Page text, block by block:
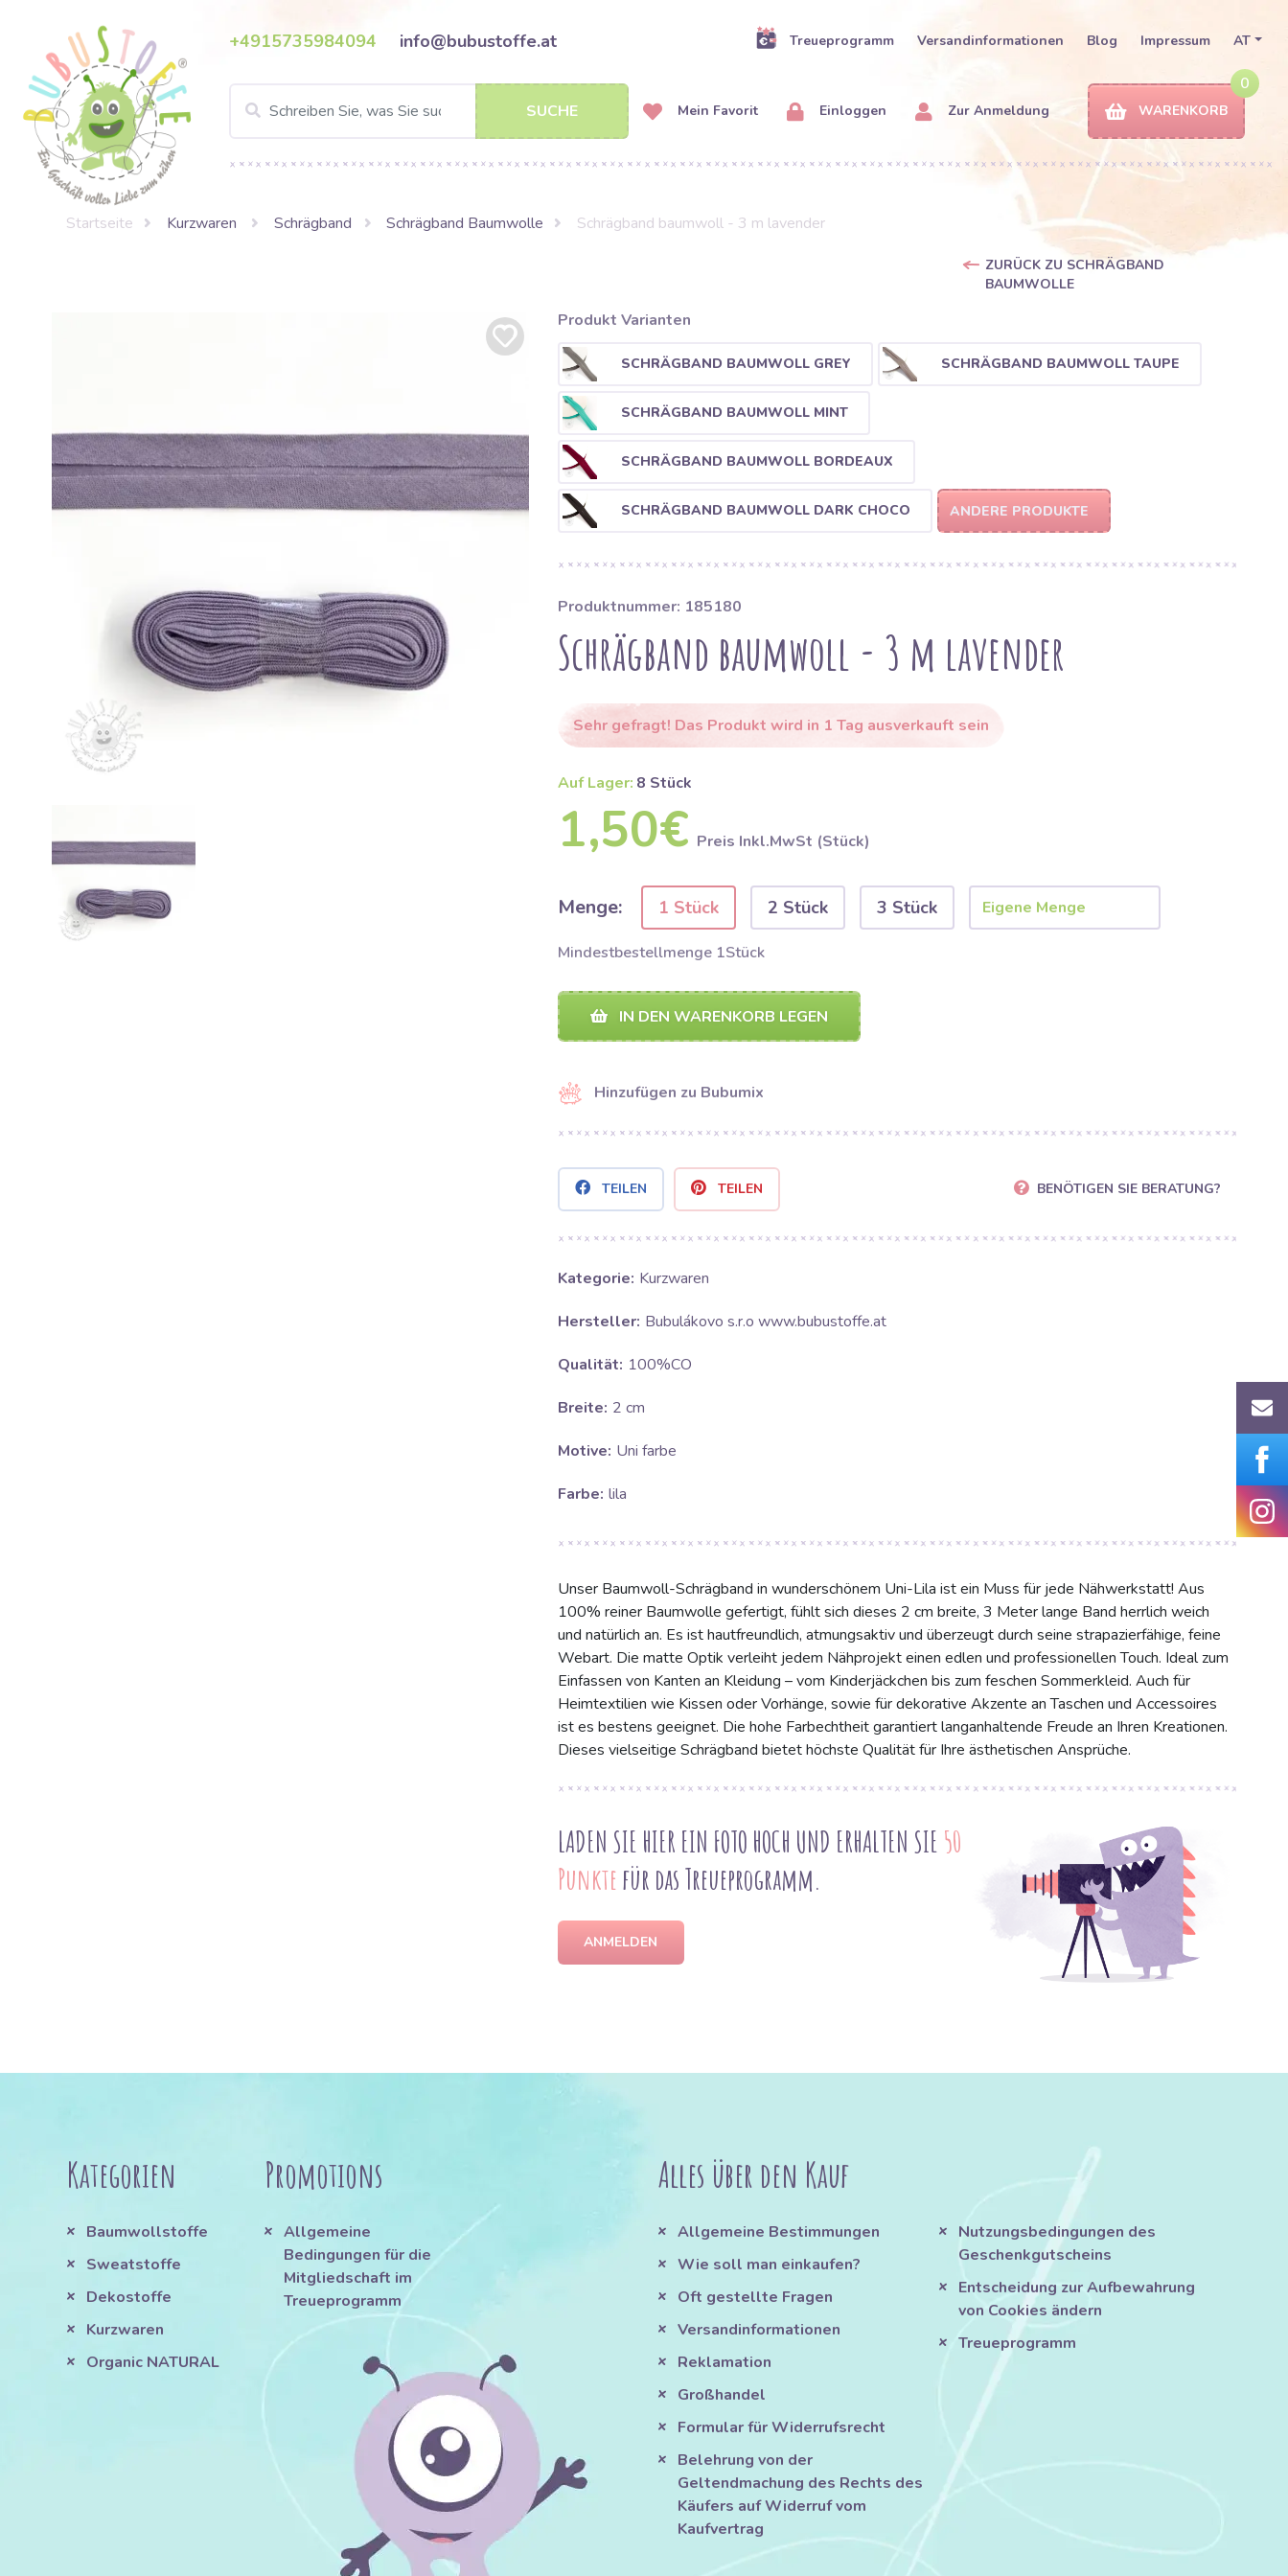
+4915735984094 info@bubustoffe.at Treueprogramm Versandinformationen Blog Impressum AT
SUCHE Mein Favorit Einloggen Zur Anmeldung
0
WARENKORB
Startseite Kurzwaren Schrägband Schrägband Baumwolle Schrägband baumwoll - 3 m lavender
ZURÜCK ZU SCHRÄGBAND
BAUMWOLLE
Produkt Varianten
SCHRÄGBAND BAUMWOLL GREY SCHRÄGBAND BAUMWOLL TAUPE
SCHRÄGBAND BAUMWOLL MINT
SCHRÄGBAND BAUMWOLL BORDEAUX
SCHRÄGBAND BAUMWOLL DARK CHOCO ANDERE PRODUKTE
Produktnummer: 185180
Schrägband baumwoll - 3 m lavender
Sehr gefragt! Das Produkt wird in 1 Tag ausverkauft sein
Auf Lager: 8 Stück
1,50€ Preis Inkl.MwSt (Stück)
Menge: 1 Stück 2 Stück 3 Stück
Mindestbestellmenge 1Stück
IN DEN WARENKORB LEGEN
Hinzufügen zu Bubumix
TEILEN TEILEN BENÖTIGEN SIE BERATUNG?
Kategorie: Kurzwaren
Hersteller: Bubulákovo s.r.o www.bubustoffe.at
Qualität: 100%CO
Breite: 2 cm
Motive: Uni farbe
Farbe: lila
Unser Baumwoll-Schrägband in wunderschönem Uni-Lila ist ein Muss für jede Nähwerkstatt! Aus
100% reiner Baumwolle gefertigt, fühlt sich dieses 2 cm breite, 3 Meter lange Band herrlich weich
und natürlich an. Es ist hautfreundlich, atmungsaktiv und überzeugt durch seine strapazierfähige, feine
Webart. Die matte Optik verleiht jedem Nähprojekt einen edlen und professionellen Touch. Ideal zum
Einfassen von Kanten an Kleidung – vom Kinderjäckchen bis zum feschen Sommerkleid. Auch für
Heimtextilien wie Kissen oder Vorhänge, sowie für dekorative Akzente an Taschen und Accessoires
ist es bestens geeignet. Die hohe Farbechtheit garantiert langanhaltende Freude an Ihren Kreationen.
Dieses vielseitige Schrägband bietet höchste Qualität für Ihre ästhetischen Ansprüche.
LADEN SIE HIER EIN FOTO HOCH UND ERHALTEN SIE 50
Punktefür das Treueprogramm.
ANMELDEN
Kategorien
Baumwollstoffe
Sweatstoffe
Dekostoffe
Kurzwaren
Organic NATURAL
Promotions
Allgemeine
Bedingungen für die
Mitgliedschaft im
Treueprogramm
Alles über den Kauf
Allgemeine Bestimmungen
Wie soll man einkaufen?
Oft gestellte Fragen
Versandinformationen
Reklamation
Großhandel
Formular für Widerrufsrecht
Belehrung von der
Geltendmachung des Rechts des
Käufers auf Widerruf vom
Kaufvertrag
Nutzungsbedingungen des
Geschenkgutscheins
Entscheidung zur Aufbewahrung
von Cookies ändern
Treueprogramm